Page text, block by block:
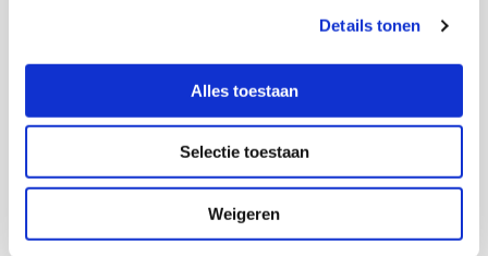
Details tonen
Alles toestaan
Selectie toestaan
Weigeren
andere mensen en het ontwikkelen van positief gedrag en
ook sociale cognitie onder. Dat wil zeggen dat het kind
Lees meer